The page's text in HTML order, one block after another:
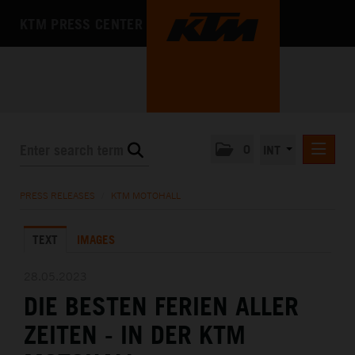
KTM X-BOW
DEUTSCH
ENGLISH
MEDIA
PRESS RELEASES KTM MOTOHALL
TEXT IMAGES
DIE BESTEN FERIEN ALLER
ZEITEN - IN DER KTM